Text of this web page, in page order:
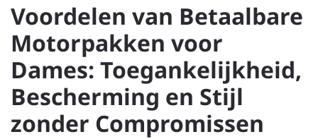
Voordelen van Betaalbare
Motorpakken voor
Dames: Toegankelijkheid,
Bescherming en Stijl
zonder Compromissen